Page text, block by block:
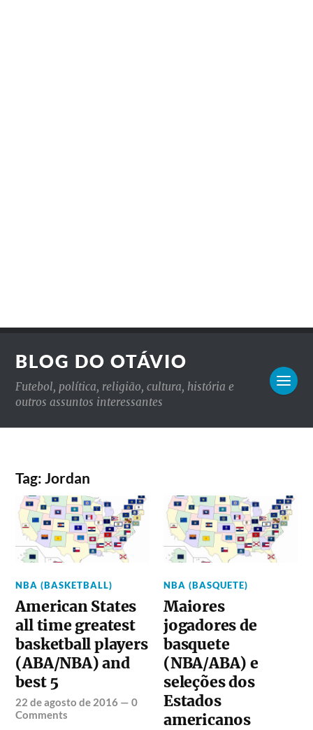
BLOG DO OTÁVIO
Futebol, política, religião, cultura, história e
outros assuntos interessantes
Tag: Jordan
NBA (BASKETBALL)
American States
all time greatest
basketball players
(ABA/NBA) and
best 5
22 de agosto de 2016 —0
Comments
NBA (BASQUETE)
Maiores
jogadores de
basquete
(NBA/ABA) e
seleções dos
Estados
americanos